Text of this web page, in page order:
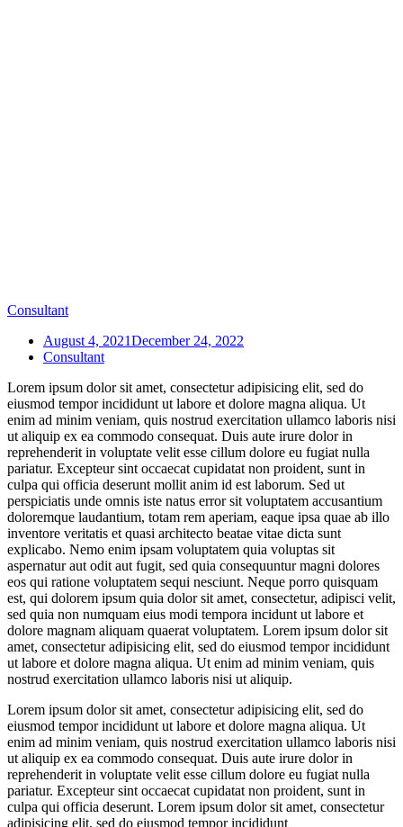
Consultant
August 4, 2021December 24, 2022
Consultant
Lorem ipsum dolor sit amet, consectetur adipisicing elit, sed do
eiusmod tempor incididunt ut labore et dolore magna aliqua. Ut
enim ad minim veniam, quis nostrud exercitation ullamco laboris nisi
ut aliquip ex ea commodo consequat. Duis aute irure dolor in
reprehenderit in voluptate velit esse cillum dolore eu fugiat nulla
pariatur. Excepteur sint occaecat cupidatat non proident, sunt in
culpa qui officia deserunt mollit anim id est laborum. Sed ut
perspiciatis unde omnis iste natus error sit voluptatem accusantium
doloremque laudantium, totam rem aperiam, eaque ipsa quae ab illo
inventore veritatis et quasi architecto beatae vitae dicta sunt
explicabo. Nemo enim ipsam voluptatem quia voluptas sit
aspernatur aut odit aut fugit, sed quia consequuntur magni dolores
eos qui ratione voluptatem sequi nesciunt. Neque porro quisquam
est, qui dolorem ipsum quia dolor sit amet, consectetur, adipisci velit,
sed quia non numquam eius modi tempora incidunt ut labore et
dolore magnam aliquam quaerat voluptatem. Lorem ipsum dolor sit
amet, consectetur adipisicing elit, sed do eiusmod tempor incididunt
ut labore et dolore magna aliqua. Ut enim ad minim veniam, quis
nostrud exercitation ullamco laboris nisi ut aliquip.
Lorem ipsum dolor sit amet, consectetur adipisicing elit, sed do
eiusmod tempor incididunt ut labore et dolore magna aliqua. Ut
enim ad minim veniam, quis nostrud exercitation ullamco laboris nisi
ut aliquip ex ea commodo consequat. Duis aute irure dolor in
reprehenderit in voluptate velit esse cillum dolore eu fugiat nulla
pariatur. Excepteur sint occaecat cupidatat non proident, sunt in
culpa qui officia deserunt. Lorem ipsum dolor sit amet, consectetur
adipisicing elit, sed do eiusmod tempor incididunt